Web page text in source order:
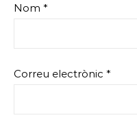
Nom *
Correu electrònic *